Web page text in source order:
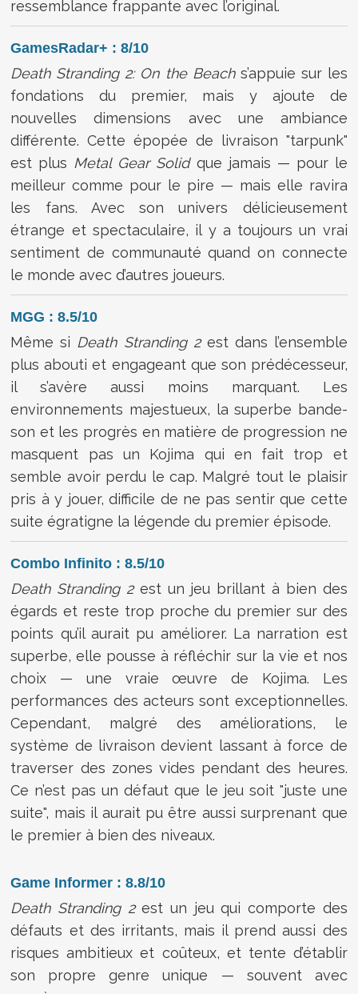
ressemblance frappante avec l’original.
GamesRadar+ : 8/10
Death Stranding 2: On the Beachs’appuie sur les
fondations du premier, mais y ajoute de
nouvelles dimensions avec une ambiance
différente. Cette épopée de livraison "tarpunk"
est plus Metal Gear Solidque jamais — pour le
meilleur comme pour le pire — mais elle ravira
les fans. Avec son univers délicieusement
étrange et spectaculaire, il y a toujours un vrai
sentiment de communauté quand on connecte
le monde avec d’autres joueurs.
MGG : 8.5/10
Même si Death Stranding 2est dans l’ensemble
plus abouti et engageant que son prédécesseur,
il s’avère aussi moins marquant. Les
environnements majestueux, la superbe bande-
son et les progrès en matière de progression ne
masquent pas un Kojima qui en fait trop et
semble avoir perdu le cap. Malgré tout le plaisir
pris à y jouer, difficile de ne pas sentir que cette
suite égratigne la légende du premier épisode.
Combo Infinito : 8.5/10
Death Stranding 2est un jeu brillant à bien des
égards et reste trop proche du premier sur des
points qu’il aurait pu améliorer. La narration est
superbe, elle pousse à réfléchir sur la vie et nos
choix — une vraie œuvre de Kojima. Les
performances des acteurs sont exceptionnelles.
Cependant, malgré des améliorations, le
système de livraison devient lassant à force de
traverser des zones vides pendant des heures.
Ce n’est pas un défaut que le jeu soit "juste une
suite", mais il aurait pu être aussi surprenant que
le premier à bien des niveaux.
Game Informer : 8.8/10
Death Stranding 2est un jeu qui comporte des
défauts et des irritants, mais il prend aussi des
risques ambitieux et coûteux, et tente d’établir
son propre genre unique — souvent avec